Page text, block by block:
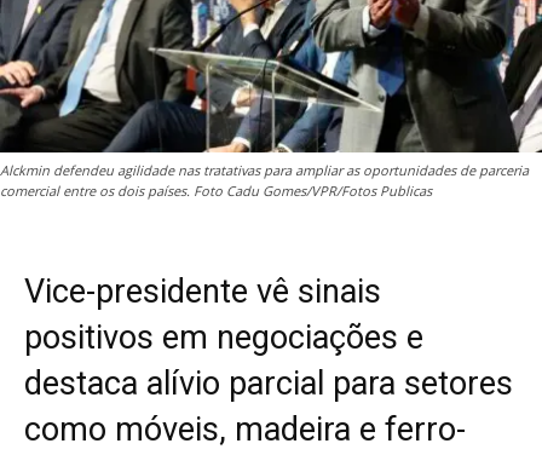
Alckmin defendeu agilidade nas tratativas para ampliar as oportunidades de parceria
comercial entre os dois países. Foto Cadu Gomes/VPR/Fotos Publicas
Vice-presidente vê sinais
positivos em negociações e
destaca alívio parcial para setores
como móveis, madeira e ferro-